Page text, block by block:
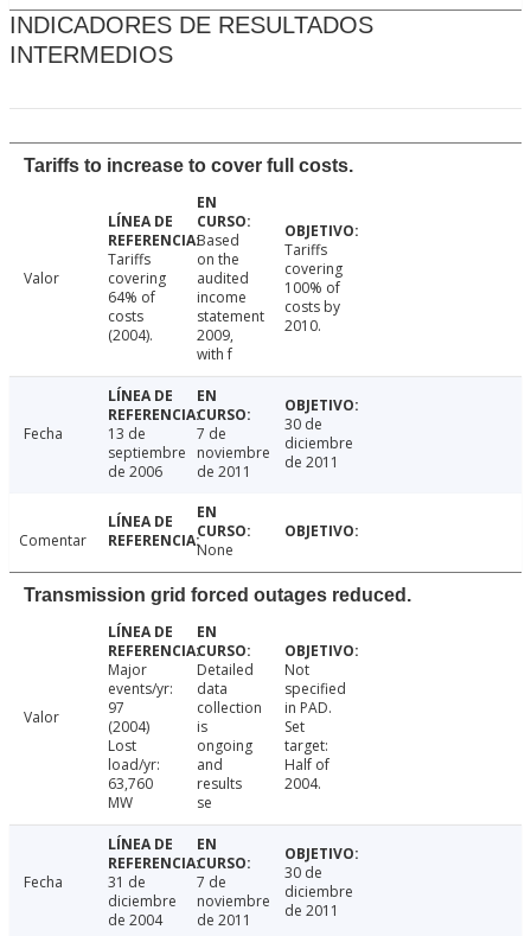
INDICADORES DE RESULTADOS
INTERMEDIOS
Tariffs to increase to cover full costs.
Valor
Tariffs
covering
64% of
costs
(2004).
Based
on the
audited
income
statement
2009,
with f
Tariffs
covering
100% of
costs by
2010.
Fecha
13 de
septiembre
de 2006
7 de
noviembre
de 2011
30 de
diciembre
de 2011
Comentar None
Transmission grid forced outages reduced.
Valor
Major
events/yr:
97
(2004)
Lost
load/yr:
63,760
MW
Detailed
data
collection
is
ongoing
and
results
se
Not
specified
in PAD.
Set
target:
Half of
2004.
Fecha
31 de
diciembre
de 2004
7 de
noviembre
de 2011
30 de
diciembre
de 2011